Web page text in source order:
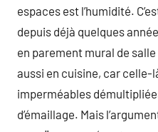
espaces est l’humidité.
depuis déjà quelques
en parement mural de salle
aussi en cuisine, car celle-
imperméables
d’émaillage. Mais